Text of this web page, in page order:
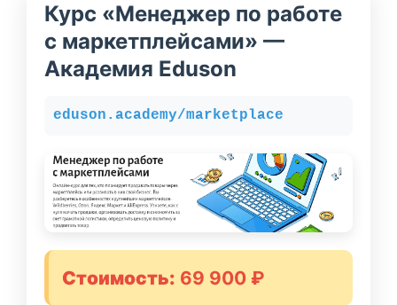
Курс «Менеджер по работе
с маркетплейсами» —
Академия Eduson
eduson.academy/marketplace
Стоимость: 69 900 ₽